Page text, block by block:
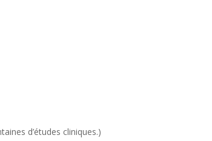
d’études cliniques.)